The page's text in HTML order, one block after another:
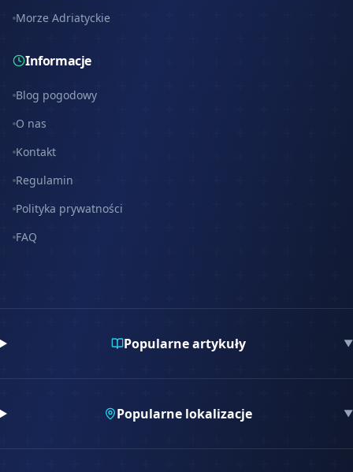
Morze Adriatyckie
Informacje
Blog pogodowy
O nas
Kontakt
Regulamin
Polityka prywatności
FAQ
Popularne artykuły ▼
Popularne lokalizacje ▼